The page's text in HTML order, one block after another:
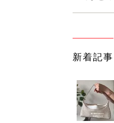
新着記事